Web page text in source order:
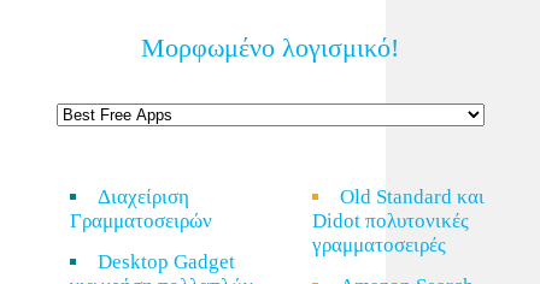
Μορφωμένο λογισμικό!
Διαχείριση
Γραμματοσειρών
Desktop Gadget
Old Standard και
Didot πολυτονικές
γραμματοσειρές